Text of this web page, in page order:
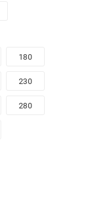
180
230
280